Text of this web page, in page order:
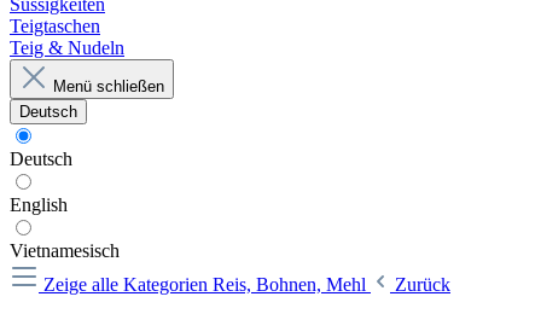
Süssigkeiten
Teigtaschen
Teig & Nudeln
Menü schließen
Deutsch
Deutsch
English
Vietnamesisch
Zeige alle Kategorien Reis, Bohnen, Mehl
Zurück